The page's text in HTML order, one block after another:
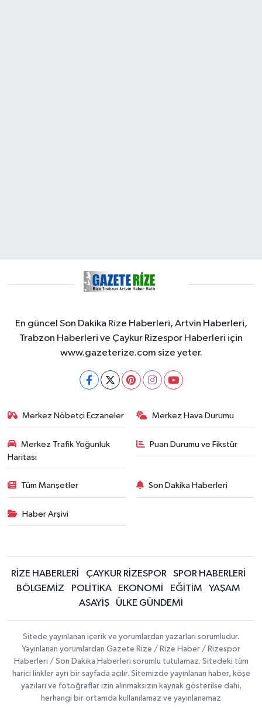
En güncel Son Dakika Rize Haberleri, Artvin Haberleri,
Trabzon Haberleri ve Çaykur Rizespor Haberleri için
www.gazeterize.com size yeter.
Merkez Nöbetçi Eczaneler Merkez Hava Durumu
Merkez Trafik Yoğunluk
Haritası
Puan Durumu ve Fikstür
Tüm Manşetler Son Dakika Haberleri
Haber Arşivi
RİZE HABERLERİ ÇAYKUR RİZESPOR
SPOR HABERLERİ
BÖLGEMİZ
POLİTİKA EKONOMİ EĞİTİM
YAŞAM
ASAYİŞ
ÜLKE GÜNDEMİ
Sitede yayınlanan içerik ve yorumlardan yazarları sorumludur.
Yayınlanan yorumlardan Gazete Rize / Rize Haber / Rizespor
Haberleri / Son Dakika Haberleri sorumlu tutulamaz. Sitedeki tüm
harici linkler ayrı bir sayfada açılır. Sitemizde yayınlanan haber, köşe
yazıları ve fotoğraflar izin alınmaksızın kaynak gösterilse dahi,
herhangi bir ortamda kullanılamaz ve yayınlanamaz